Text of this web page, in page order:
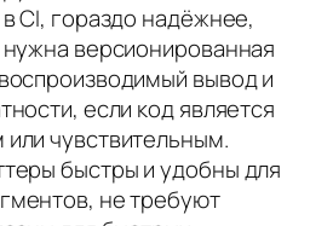
CI, гораздо надёжнее,
версионированная
вывод и
если код является
чувствительным.
быстры и удобны для
не требуют